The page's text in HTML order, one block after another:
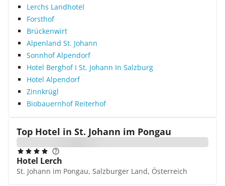
Lerchs Landhotel
Forsthof
Brückenwirt
Alpenland St. Johann
Sonnhof Alpendorf
Hotel Berghof I St. Johann In Salzburg
Hotel Alpendorf
Zinnkrügl
Biobauernhof Reiterhof
Top Hotel in St. Johann im Pongau
Hotel Lerch
St. Johann im Pongau, Salzburger Land, Österreich